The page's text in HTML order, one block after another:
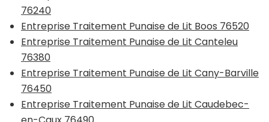
76240
Entreprise Traitement Punaise de Lit Boos 76520
Entreprise Traitement Punaise de Lit Canteleu
76380
Entreprise Traitement Punaise de Lit Cany-Barville
76450
Entreprise Traitement Punaise de Lit Caudebec-